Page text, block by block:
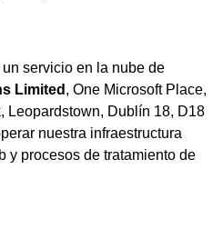
un servicio en la nube de
Limited , One Microsoft Place,
Leopardstown, Dublín 18, D18
nuestra infraestructura
y procesos de tratamiento de